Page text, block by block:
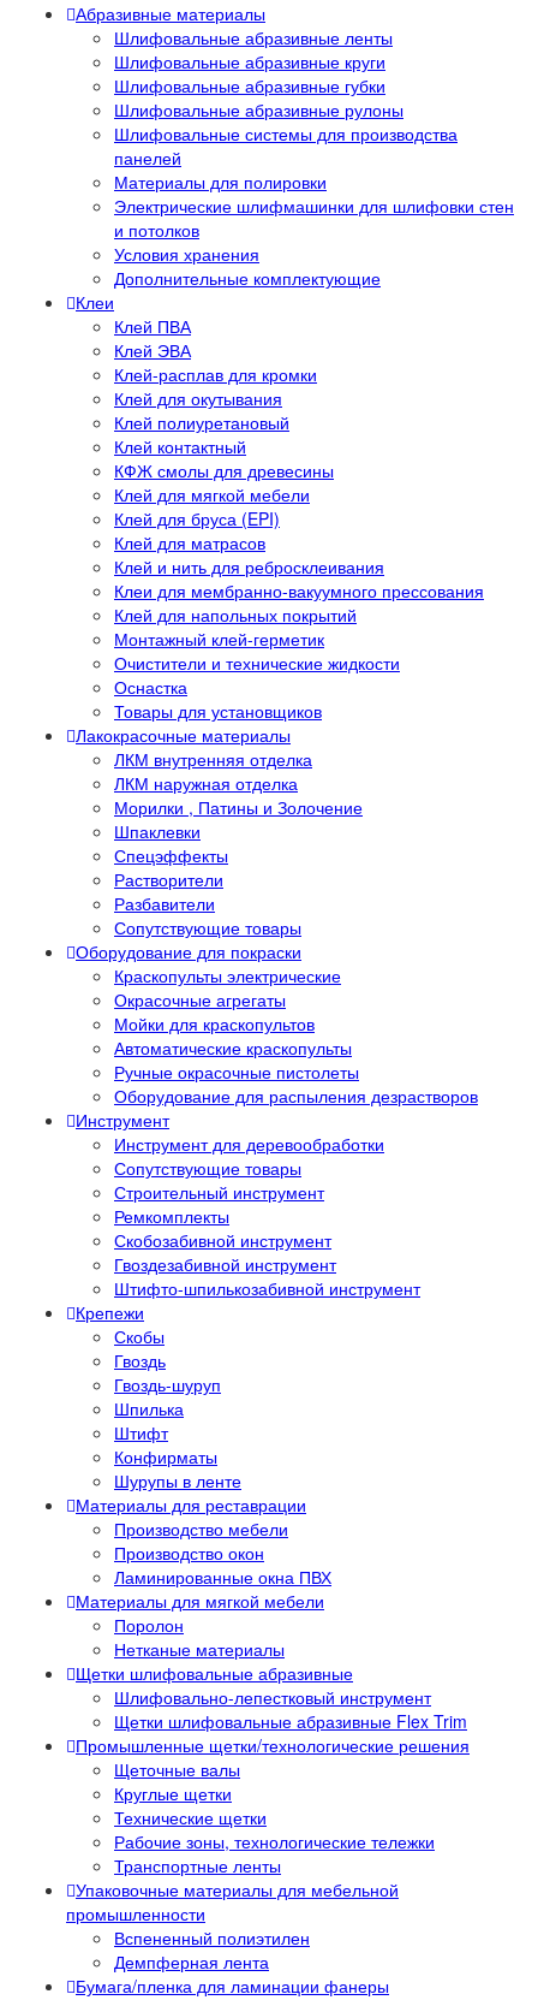
Абразивные материалы
Шлифовальные абразивные ленты
Шлифовальные абразивные круги
Шлифовальные абразивные губки
Шлифовальные абразивные рулоны
Шлифовальные системы для производства
панелей
Материалы для полировки
Электрические шлифмашинки для шлифовки стен
и потолков
Условия хранения
Дополнительные комплектующие
Клеи
Клей ПВА
Клей ЭВА
Клей-расплав для кромки
Клей для окутывания
Клей полиуретановый
Клей контактный
КФЖ смолы для древесины
Клей для мягкой мебели
Клей для бруса (EPI)
Клей для матрасов
Клей и нить для ребросклеивания
Клеи для мембранно-вакуумного прессования
Клей для напольных покрытий
Монтажный клей-герметик
Очистители и технические жидкости
Оснастка
Товары для установщиков
Лакокрасочные материалы
ЛКМ внутренняя отделка
ЛКМ наружная отделка
Морилки , Патины и Золочение
Шпаклевки
Спецэффекты
Растворители
Разбавители
Сопутствующие товары
Оборудование для покраски
Краскопульты электрические
Окрасочные агрегаты
Мойки для краскопультов
Автоматические краскопульты
Ручные окрасочные пистолеты
Оборудование для распыления дезрастворов
Инструмент
Инструмент для деревообработки
Сопутствующие товары
Строительный инструмент
Ремкомплекты
Скобозабивной инструмент
Гвоздезабивной инструмент
Штифто-шпилькозабивной инструмент
Крепежи
Скобы
Гвоздь
Гвоздь-шуруп
Шпилька
Штифт
Конфирматы
Шурупы в ленте
Материалы для реставрации
Производство мебели
Производство окон
Ламинированные окна ПВХ
Материалы для мягкой мебели
Поролон
Нетканые материалы
Щетки шлифовальные абразивные
Шлифовально-лепестковый инструмент
Щетки шлифовальные абразивные Flex Trim
Промышленные щетки/технологические решения
Щеточные валы
Круглые щетки
Технические щетки
Рабочие зоны, технологические тележки
Транспортные ленты
Упаковочные материалы для мебельной
промышленности
Вспененный полиэтилен
Демпферная лента
Бумага/пленка для ламинации фанеры